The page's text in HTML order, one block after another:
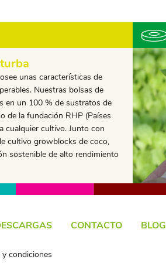
unas características de
Nuestras bolsas de
en un 100 % de sustratos de
de la fundación RHP (Países
cualquier cultivo. Junto con
cultivo growblocks de coco,
sostenible de alto rendimiento
CONTACTO BLOG
y condiciones